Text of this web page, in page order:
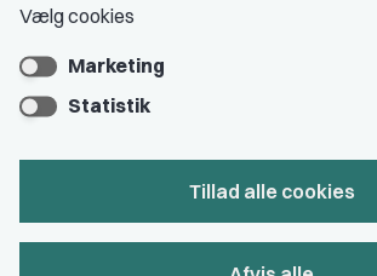
Bliv medlem
Privatlivs-
Vælg cookies
Marketing
Statistik
Tillad alle cookies